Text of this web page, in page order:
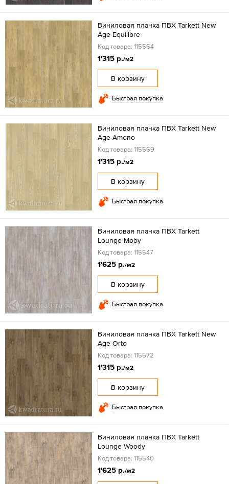
Виниловая планка ПВХ Tarkett New
Age Equilibre
Код товара: 115564
1'315 р./м2
В корзину
Быстрая покупка
Виниловая планка ПВХ Tarkett New
Age Ameno
Код товара: 115569
1'315 р./м2
В корзину
Быстрая покупка
Виниловая планка ПВХ Tarkett
Lounge Moby
Код товара: 115547
1'625 р./м2
В корзину
Быстрая покупка
Виниловая планка ПВХ Tarkett New
Age Orto
Код товара: 115572
1'315 р./м2
В корзину
Быстрая покупка
Виниловая планка ПВХ Tarkett
Lounge Woody
Код товара: 115540
1'625 р./м2